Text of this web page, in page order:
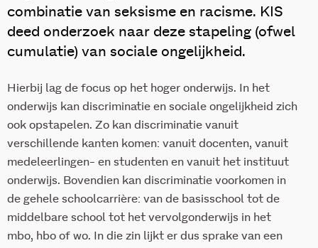
combinatie van seksisme en racisme. KIS
deed onderzoek naar deze stapeling (ofwel
cumulatie) van sociale ongelijkheid.
Hierbij lag de focus op het hoger onderwijs. In het
onderwijs kan discriminatie en sociale ongelijkheid zich
ook opstapelen. Zo kan discriminatie vanuit
verschillende kanten komen: vanuit docenten, vanuit
medeleerlingen- en studenten en vanuit het instituut
onderwijs. Bovendien kan discriminatie voorkomen in
de gehele schoolcarrière: van de basisschool tot de
middelbare school tot het vervolgonderwijs in het
mbo, hbo of wo. In die zin lijkt er dus sprake van een